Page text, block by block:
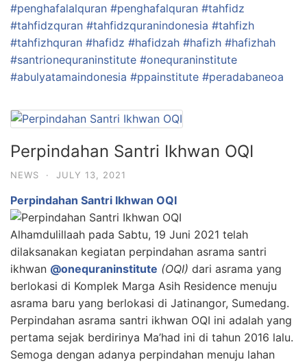
#penghafalalquran #penghafalquran #tahfidz
#tahfidzquran #tahfidzquranindonesia #tahfizh
#tahfizhquran #hafidz #hafidzah #hafizh #hafizhah
#santrionequraninstitute #onequraninstitute
#abulyatamaindonesia #ppainstitute #peradabaneoa
Perpindahan Santri Ikhwan OQI
NEWS · JULY 13, 2021
Perpindahan Santri Ikhwan OQI
Alhamdulillaah pada Sabtu, 19 Juni 2021 telah
dilaksanakan kegiatan perpindahan asrama santri
ikhwan @onequraninstitute (OQI) dari asrama yang
berlokasi di Komplek Marga Asih Residence menuju
asrama baru yang berlokasi di Jatinangor, Sumedang.
Perpindahan asrama santri ikhwan OQI ini adalah yang
pertama sejak berdirinya Ma’had ini di tahun 2016 lalu.
Semoga dengan adanya perpindahan menuju lahan